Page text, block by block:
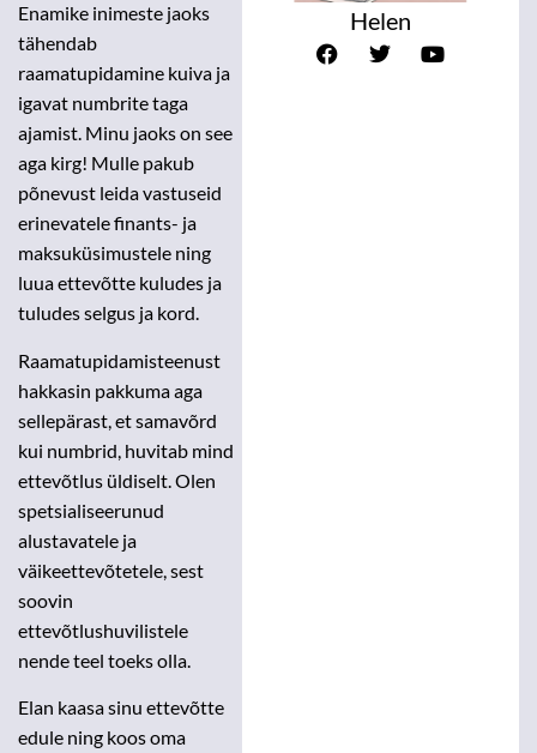
Helen
Enamike inimeste jaoks
tähendab
raamatupidamine kuiva ja
igavat numbrite taga
ajamist. Minu jaoks on see
aga kirg! Mulle pakub
põnevust leida vastuseid
erinevatele finants- ja
maksuküsimustele ning
luua ettevõtte kuludes ja
tuludes selgus ja kord.
Raamatupidamisteenust
hakkasin pakkuma aga
sellepärast, et samavõrd
kui numbrid, huvitab mind
ettevõtlus üldiselt. Olen
spetsialiseerunud
alustavatele ja
väikeettevõtetele, sest
soovin
ettevõtlushuvilistele
nende teel toeks olla.
Elan kaasa sinu ettevõtte
edule ning koos oma